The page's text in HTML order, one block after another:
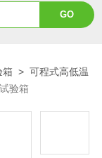
箱 >可程式高低温
验箱